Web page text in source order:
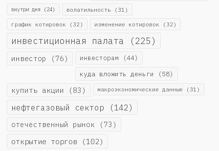
внутри дня (24) волатильность (31)
график котировок (32) изменение котировок (32)
инвестиционная палата (225)
инвестор (76) инвесторам (44)
куда вложить деньги (58)
купить акции (83) макроэкономические данные (31)
нефтегазовый сектор (142)
отечественный рынок (73)
открытие торгов (102)